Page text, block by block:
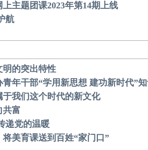
上主题团课2023年第14期上线
航
明的突出特性
青年干部“学用新思想 建功新时代”
于我们这个时代的新文化
共富
递党的温暖
将美育课送到百姓“家门口”